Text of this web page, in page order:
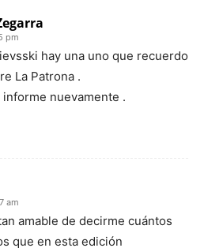
pm
hay una uno que recuerdo
La Patrona .
nuevamente .
am
amable de decirme cuántos
que en esta edición